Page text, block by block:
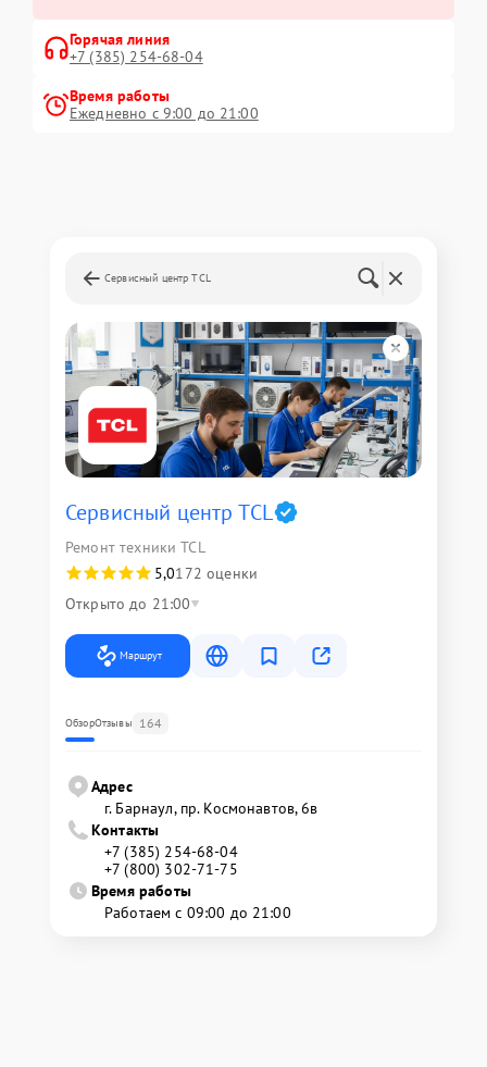
Горячая линия
+7 (385) 254-68-04
Время работы
Ежедневно с 9:00 до 21:00
Сервисный центр TCL
Сервисный центр TCL
Ремонт техники TCL
5,0172 оценки
Открыто до 21:00
Маршрут
ОбзорОтзывы 164
Адрес
г. Барнаул, ​пр. Космонавтов, 6в
Контакты
+7 (385) 254-68-04
+7 (800) 302-71-75
Время работы
Работаем с 09:00 до 21:00